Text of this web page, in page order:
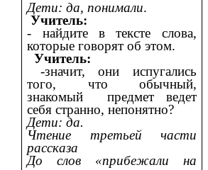
Дети: да, понимали.
Учитель:
- найдите в тексте слова,
которые говорят об этом.
Учитель:
-значит, они испугались
того, что обычный,
знакомый предмет ведет
себя странно, непонятно?
Дети: да.
Чтение третьей части
рассказа
До слов «прибежали на